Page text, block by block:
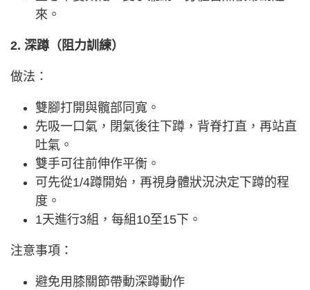
來。
2. 深蹲（阻力訓練）
做法：
雙腳打開與髖部同寬。
先吸一口氣，閉氣後往下蹲，背脊打直，再站直
吐氣。
雙手可往前伸作平衡。
可先從1/4蹲開始，再視身體狀況決定下蹲的程
度。
1天進行3組，每組10至15下。
注意事項：
避免用膝關節帶動深蹲動作